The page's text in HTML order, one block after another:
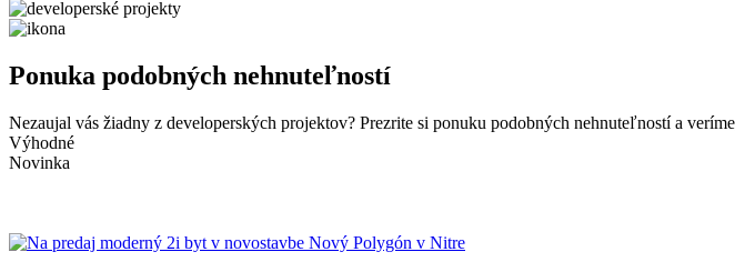
Ponuka podobných nehnuteľností
Nezaujal vás žiadny z developerských projektov? Prezrite si ponuku podobných nehnuteľností a
Výhodné
Novinka